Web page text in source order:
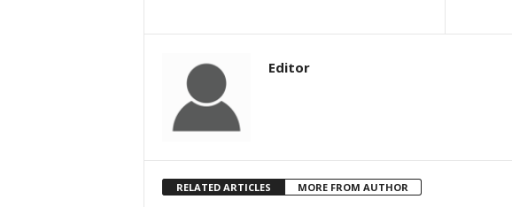
Editor
RELATED ARTICLES MORE FROM AUTHOR